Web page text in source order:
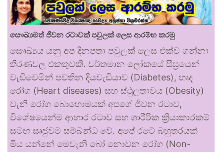
සෞඛ්‍යමත් ජීවන රටාවක් පවුලක් ලෙස ආරම්භ කරමු
සෞඛ්‍යය යනු අප දිනපතා පවුලක් ලෙස එක්ව ගන්නා
තීරණවල එකතුවකි. වර්තමාන ලෝකයේ සීඝ්‍රයෙන්
වැඩිවෙමින් පවතින දියවැඩියාව (Diabetes), හෘද
රෝග (Heart diseases) සහ ස්ථුලතාවය (Obesity)
වැනි රෝග බොහොමයක් අපගේ ජීවන රටාව,
විශේෂයෙන්ම ආහාර රටාව සහ ශාරීරික ක්‍රියාකාරකම්
සමඟ සෘජුවම සම්බන්ධ වේ. අපේ රටේ බහුතරයක්
මිය යන්නේ මෙවැනි බෝ නොවන රෝග (Non-